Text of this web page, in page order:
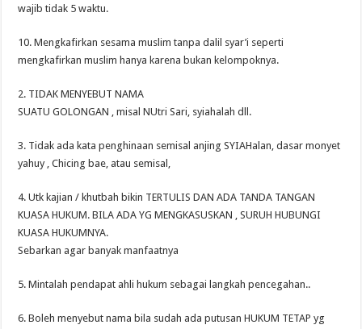
wajib tidak 5 waktu.
10. Mengkafirkan sesama muslim tanpa dalil syar’i seperti
mengkafirkan muslim hanya karena bukan kelompoknya.
2. TIDAK MENYEBUT NAMA
SUATU GOLONGAN , misal NUtri Sari, syiahalah dll.
3. Tidak ada kata penghinaan semisal anjing SYIAHalan, dasar monyet
yahuy , Chicing bae, atau semisal,
4. Utk kajian / khutbah bikin TERTULIS DAN ADA TANDA TANGAN
KUASA HUKUM. BILA ADA YG MENGKASUSKAN , SURUH HUBUNGI
KUASA HUKUMNYA.
Sebarkan agar banyak manfaatnya
5. Mintalah pendapat ahli hukum sebagai langkah pencegahan..
6. Boleh menyebut nama bila sudah ada putusan HUKUM TETAP yg